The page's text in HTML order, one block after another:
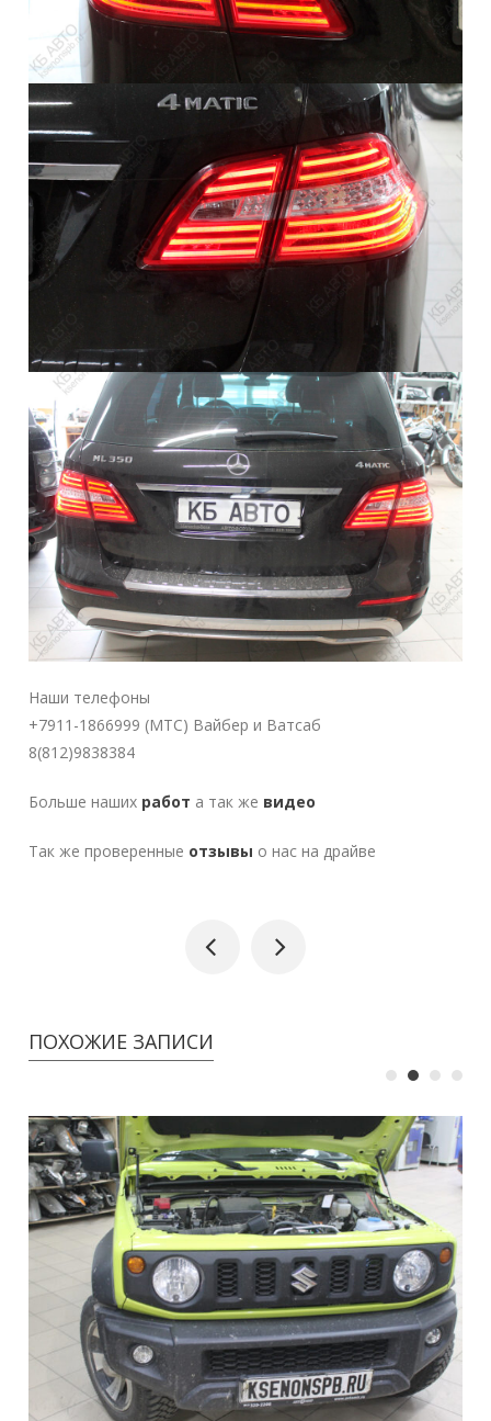
Наши телефоны
+7911-1866999 (MTC) Вайбер и Ватсаб
8(812)9838384
Больше наших работ а так же видео
Так же проверенные отзывы о нас на драйве
ПОХОЖИЕ ЗАПИСИ